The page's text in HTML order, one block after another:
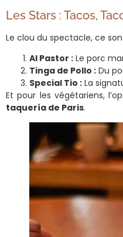
Les Stars : Tacos,
Le clou du spectacle, ce
Al Pastor : Le porc
Tinga de Pollo : Du
Special Tio : La
Et pour les végétariens,
taquería de Paris.